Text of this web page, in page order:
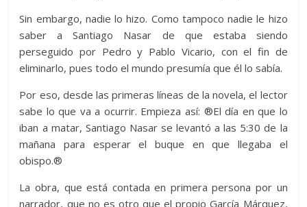
Sin embargo, nadie lo hizo. Como tampoco nadie le hizo
saber a Santiago Nasar de que estaba siendo
perseguido por Pedro y Pablo Vicario, con el fin de
eliminarlo, pues todo el mundo presumía que él lo sabía.
Por eso, desde las primeras líneas de la novela, el lector
sabe lo que va a ocurrir. Empieza así: ®El día en que lo
iban a matar, Santiago Nasar se levantó a las 5:30 de la
mañana para esperar el buque en que llegaba el
obispo.®
La obra, que está contada en primera persona por un
narrador, que no es otro que el propio García Márquez,